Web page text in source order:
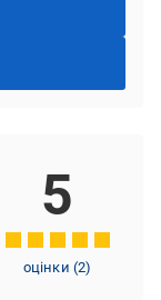
5
оцінки(2)